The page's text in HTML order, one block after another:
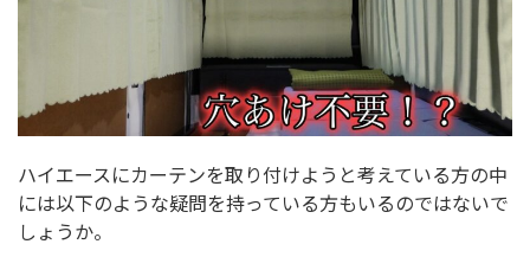
ハイエースにカーテンを取り付けようと考えている方の中
には以下のような疑問を持っている方もいるのではないで
しょうか。